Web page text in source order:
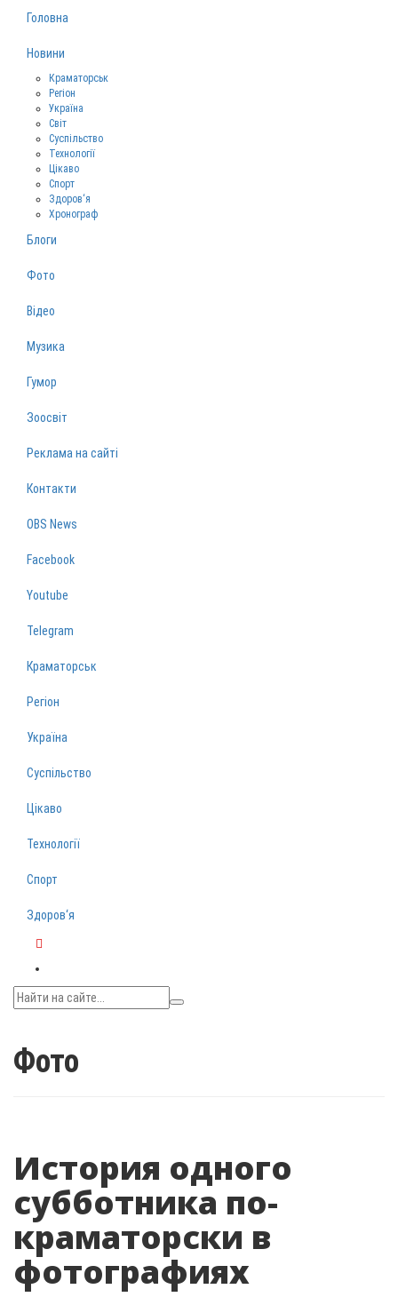
Головна
Новини
Краматорськ
Регіон
Україна
Світ
Суспільство
Технології
Цікаво
Спорт
Здоров‘я
Хронограф
Блоги
Фото
Відео
Музика
Гумор
Зоосвіт
Реклама на сайті
Контакти
OBS News
Facebook
Youtube
Telegram
Краматорськ
Регіон
Україна
Суспільство
Цікаво
Технології
Спорт
Здоров‘я
Фото
История одного
субботника по-
краматорски в
фотографиях